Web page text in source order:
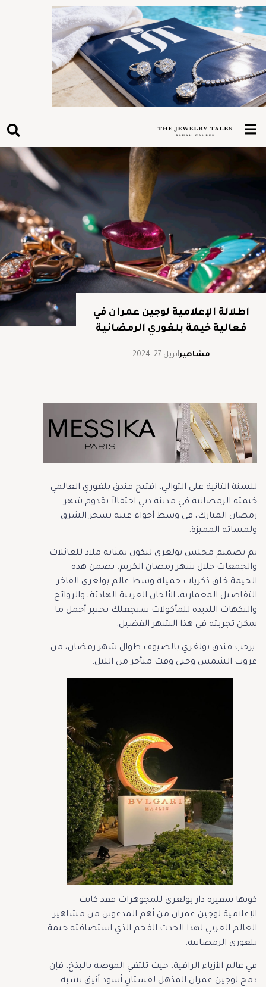
اطلالة الإعلامية لوجين عمران في
فعالية خيمة بلغوري الرمضانية
مشاهيرأبريل 27, 2024
للسنة الثانية على التوالي، افتتح فندق بلغوري العالمي
خيمته الرمضانية في مدينة دبي احتفالاً بقدوم شهر
رمضان المبارك، في وسط أجواء غنية بسحر الشرق
ولمساته المميزة.
تم تصميم مجلس بولغري ليكون بمثابة ملاذ للعائلات
والجمعات خلال شهر رمضان الكريم. تضمن هذه
الخيمة خلق ذكريات جميلة وسط عالم بولغري الفاخر.
التفاصيل المعمارية، الألحان العربية الهادئة، والروائح
والنكهات اللذيذة للمأكولات ستجعلك تختبر أجمل ما
يمكن تجربته في هذا الشهر الفضيل.
يرحب فندق بولغري بالضيوف طوال شهر رمضان، من
غروب الشمس وحتى وقت متأخر من الليل.
كونها سفيرة دار بولغري للمجوهرات فقد كانت
الإعلامية لوجين عمران من أهم المدعوين من مشاهير
العالم العربي لهذا الحدث الفخم الذي استضافته خيمة
بلغوري الرمضانية.
في عالم الأزياء الراقية، حيث تلتقي الموضة بالبذخ، فإن
دمج لوجين عمران المذهل لفستانٍ أسود أنيق يشبه